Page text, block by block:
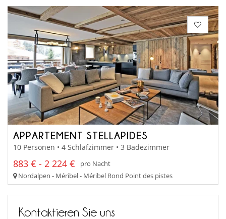
APPARTEMENT STELLAPIDES
10 Personen • 4 Schlafzimmer • 3 Badezimmer
883 € - 2 224 €
pro Nacht
Nordalpen - Méribel - Méribel Rond Point des pistes
Kontaktieren Sie uns